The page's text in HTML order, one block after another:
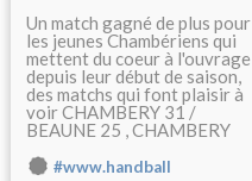
Un match gagné de plus pour
les jeunes Chambériens qui
mettent du coeur à l'ouvrage
depuis leur début de saison,
des matchs qui font plaisir à
voir CHAMBERY 31 /
BEAUNE 25 , CHAMBERY
#www.handball